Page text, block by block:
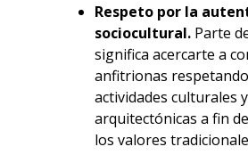
Respeto por la
sociocultural. Parte
significa acercarte a
anfitrionas
actividades culturales y
arquitectónicas a fin
los valores